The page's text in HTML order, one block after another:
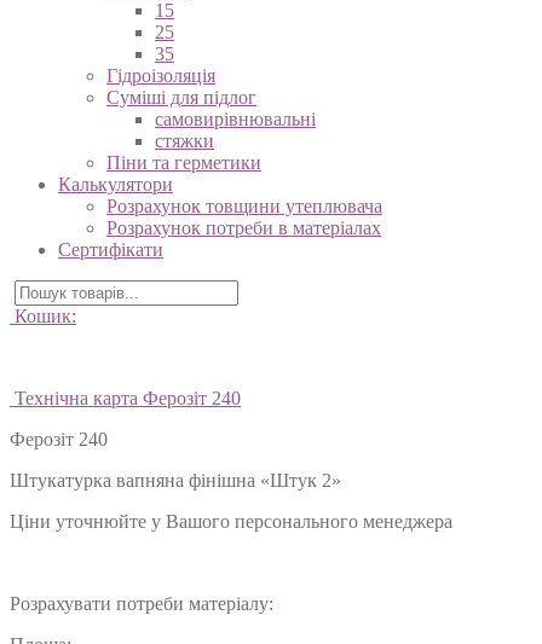
15
25
35
Гідроізоляція
Суміші для підлог
самовирівнювальні
стяжки
Піни та герметики
Калькулятори
Розрахунок товщини утеплювача
Розрахунок потреби в матеріалах
Сертифікати
Кошик:
Технічна карта Ферозіт 240
Ферозіт 240
Штукатурка вапняна фінішна «Штук 2»
Ціни уточнюйте у Вашого персонального менеджера
Розрахувати потреби матеріалу: